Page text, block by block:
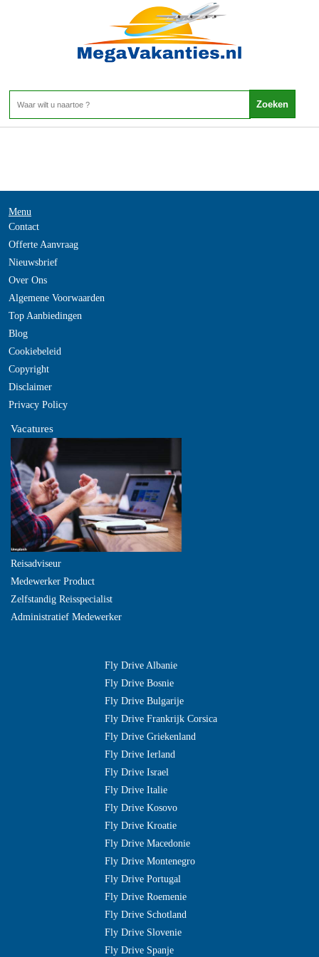
Home>
Menu
Contact
Offerte Aanvraag
Nieuwsbrief
Over Ons
Algemene Voorwaarden
Top Aanbiedingen
Blog
Cookiebeleid
Copyright
Disclaimer
Privacy Policy
Vacatures
Reisadviseur
Medewerker Product
Zelfstandig Reisspecialist
Administratief Medewerker
Fly Drive Albanie
Fly Drive Bosnie
Fly Drive Bulgarije
Fly Drive Frankrijk Corsica
Fly Drive Griekenland
Fly Drive Ierland
Fly Drive Israel
Fly Drive Italie
Fly Drive Kosovo
Fly Drive Kroatie
Fly Drive Macedonie
Fly Drive Montenegro
Fly Drive Portugal
Fly Drive Roemenie
Fly Drive Schotland
Fly Drive Slovenie
Fly Drive Spanje